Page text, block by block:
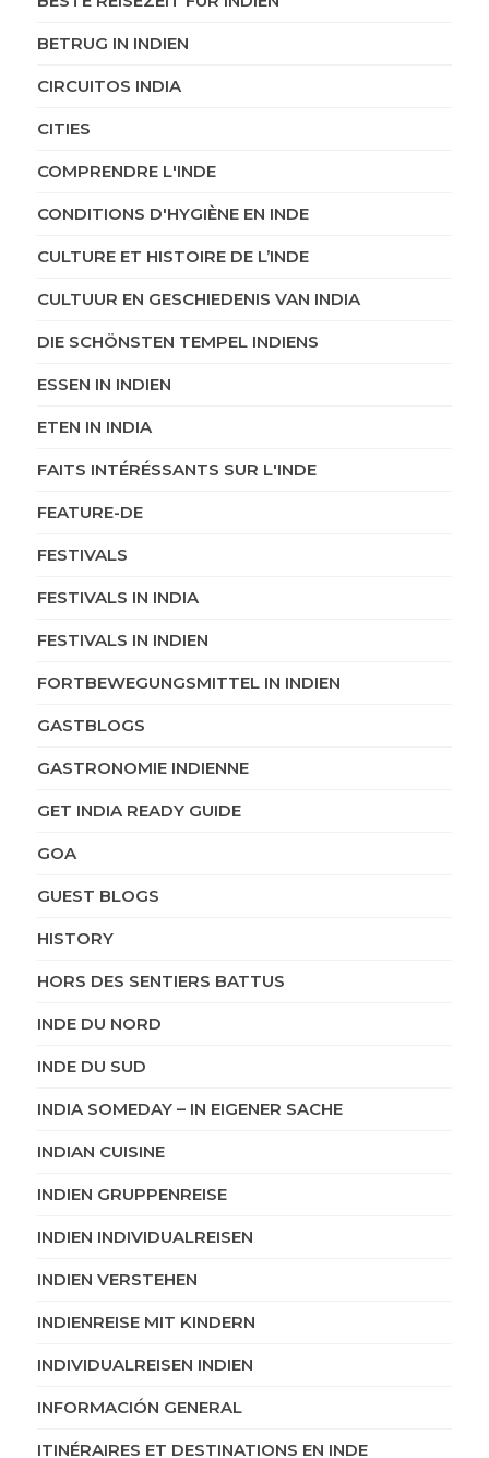
BETRUG IN INDIEN
CIRCUITOS INDIA
CITIES
COMPRENDRE L'INDE
CONDITIONS D'HYGIÈNE EN INDE
CULTURE ET HISTOIRE DE L’INDE
CULTUUR EN GESCHIEDENIS VAN INDIA
DIE SCHÖNSTEN TEMPEL INDIENS
ESSEN IN INDIEN
ETEN IN INDIA
FAITS INTÉRÉSSANTS SUR L'INDE
FEATURE-DE
FESTIVALS
FESTIVALS IN INDIA
FESTIVALS IN INDIEN
FORTBEWEGUNGSMITTEL IN INDIEN
GASTBLOGS
GASTRONOMIE INDIENNE
GET INDIA READY GUIDE
GOA
GUEST BLOGS
HISTORY
HORS DES SENTIERS BATTUS
INDE DU NORD
INDE DU SUD
INDIA SOMEDAY – IN EIGENER SACHE
INDIAN CUISINE
INDIEN GRUPPENREISE
INDIEN INDIVIDUALREISEN
INDIEN VERSTEHEN
INDIENREISE MIT KINDERN
INDIVIDUALREISEN INDIEN
INFORMACIÓN GENERAL
ITINÉRAIRES ET DESTINATIONS EN INDE